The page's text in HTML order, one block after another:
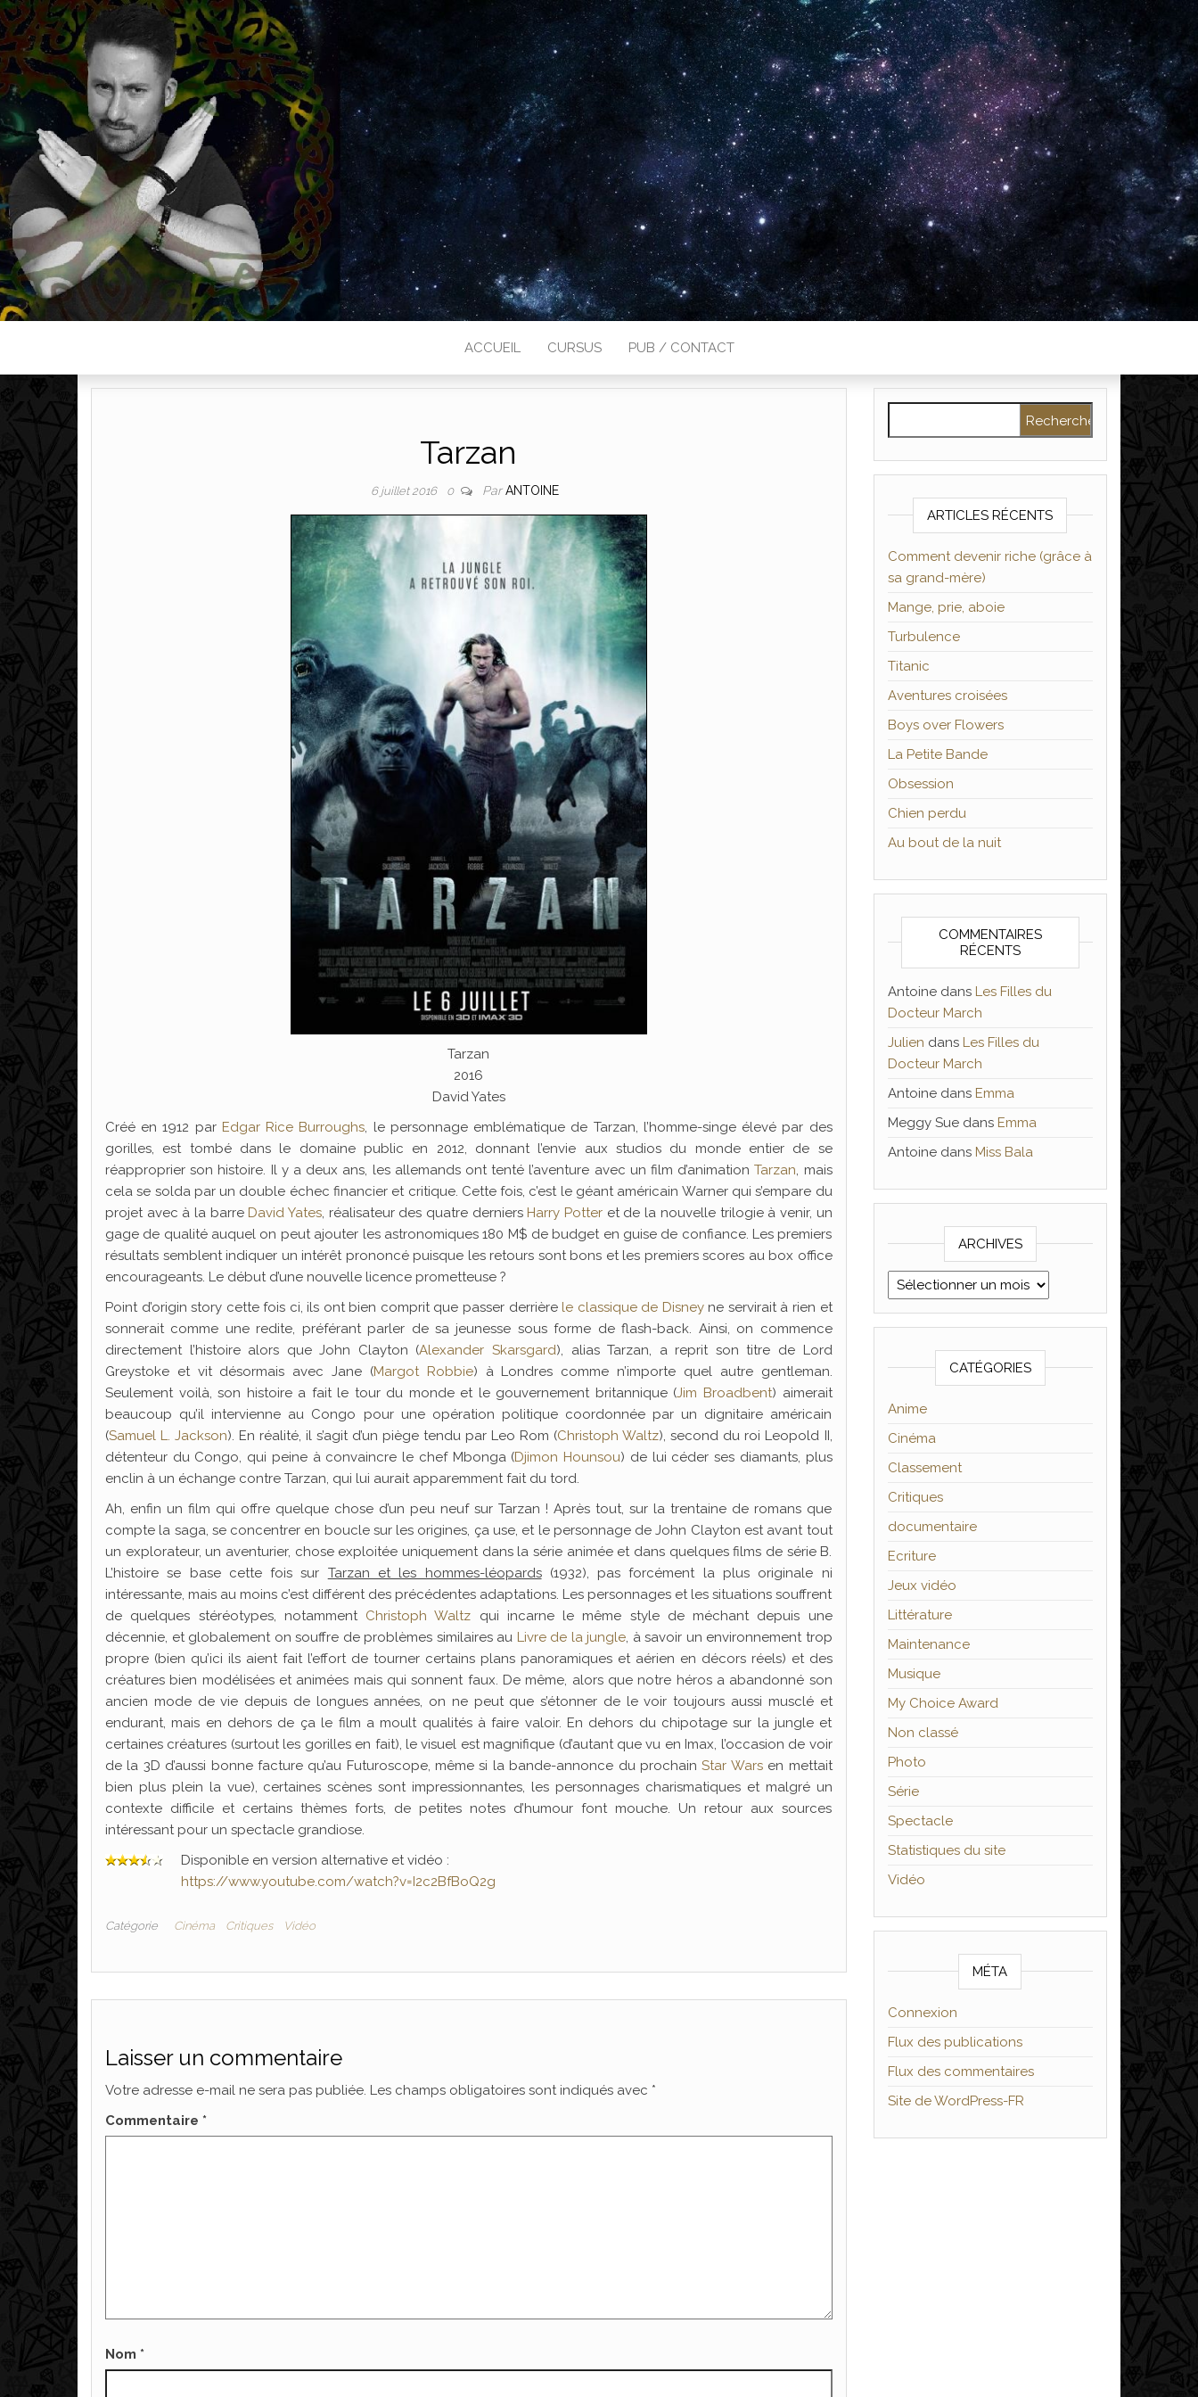
Plus de 2800 critiques de films
ACCUEIL CURSUS PUB / CONTACT
Tarzan
6 juillet 2016 0 ParANTOINE
Tarzan
2016
David Yates
Créé en 1912 par Edgar Rice Burroughs, le personnage emblématique de Tarzan, l’homme-singe élevé par des
gorilles, est tombé dans le domaine public en 2012, donnant l’envie aux studios du monde entier de se
réapproprier son histoire. Il y a deux ans, les allemands ont tenté l’aventure avec un film d’animationTarzan, mais
cela se solda par un double échec financier et critique. Cette fois, c’est le géant américain Warner qui s’empare du
projet avec à la barre David Yates, réalisateur des quatre derniers Harry Potter et de la nouvelle trilogie à venir, un
gage de qualité auquel on peut ajouter les astronomiques 180 M$ de budget en guise de confiance. Les premiers
résultats semblent indiquer un intérêt prononcé puisque les retours sont bons et les premiers scores au box office
encourageants. Le début d’une nouvelle licence prometteuse ?
Point d’origin story cette fois ci, ils ont bien comprit que passer derrière le classique de Disneyne servirait à rien et
sonnerait comme une redite, préférant parler de sa jeunesse sous forme de flash-back. Ainsi, on commence
directement l’histoire alors que John Clayton (Alexander Skarsgard), alias Tarzan, a reprit son titre de Lord
Greystoke et vit désormais avec Jane (Margot Robbie) à Londres comme n’importe quel autre gentleman.
Seulement voilà, son histoire a fait le tour du monde et le gouvernement britannique (Jim Broadbent) aimerait
beaucoup qu’il intervienne au Congo pour une opération politique coordonnée par un dignitaire américain
(Samuel L. Jackson). En réalité, il s’agit d’un piège tendu par Leo Rom (Christoph Waltz), second du roi Leopold II,
détenteur du Congo, qui peine à convaincre le chef Mbonga (Djimon Hounsou) de lui céder ses diamants, plus
enclin à un échange contre Tarzan, qui lui aurait apparemment fait du tord.
Ah, enfin un film qui offre quelque chose d’un peu neuf sur Tarzan ! Après tout, sur la trentaine de romans que
compte la saga, se concentrer en boucle sur les origines, ça use, et le personnage de John Clayton est avant tout
un explorateur, un aventurier, chose exploitée uniquement dans la série animée et dans quelques films de série B.
L’histoire se base cette fois sur Tarzan et les hommes-léopards(1932), pas forcément la plus originale ni
intéressante, mais au moins c’est différent des précédentes adaptations. Les personnages et les situations souffrent
de quelques stéréotypes, notamment Christoph Waltz qui incarne le même style de méchant depuis une
décennie, et globalement on souffre de problèmes similaires au Livre de la jungle, à savoir un environnement trop
propre (bien qu’ici ils aient fait l’effort de tourner certains plans panoramiques et aérien en décors réels) et des
créatures bien modélisées et animées mais qui sonnent faux. De même, alors que notre héros a abandonné son
ancien mode de vie depuis de longues années, on ne peut que s’étonner de le voir toujours aussi musclé et
endurant, mais en dehors de ça le film a moult qualités à faire valoir. En dehors du chipotage sur la jungle et
certaines créatures (surtout les gorilles en fait), le visuel est magnifique (d’autant que vu en Imax, l’occasion de voir
de la 3D d’aussi bonne facture qu’au Futuroscope, même si la bande-annonce du prochainStar Warsen mettait
bien plus plein la vue), certaines scènes sont impressionnantes, les personnages charismatiques et malgré un
contexte difficile et certains thèmes forts, de petites notes d’humour font mouche. Un retour aux sources
intéressant pour un spectacle grandiose.
Disponible en version alternative et vidéo :
https://www.youtube.com/watch?v=I2c2BfBoQ2g
Catégorie Cinéma Critiques Vidéo
Laisser un commentaire
Votre adresse e-mail ne sera pas publiée. Les champs obligatoires sont indiqués avec *
Commentaire *
Nom *
ARTICLES RÉCENTS
Comment devenir riche (grâce à
sa grand-mère)
Mange, prie, aboie
Turbulence
Titanic
Aventures croisées
Boys over Flowers
La Petite Bande
Obsession
Chien perdu
Au bout de la nuit
COMMENTAIRES
RÉCENTS
Antoinedans Les Filles du
Docteur March
Julien dans Les Filles du
Docteur March
Antoinedans Emma
Meggy Suedans Emma
Antoinedans Miss Bala
ARCHIVES
Archives
CATÉGORIES
Anime
Cinéma
Classement
Critiques
documentaire
Ecriture
Jeux vidéo
Littérature
Maintenance
Musique
My Choice Award
Non classé
Photo
Série
Spectacle
Statistiques du site
Vidéo
MÉTA
Connexion
Flux des publications
Flux des commentaires
Site de WordPress-FR